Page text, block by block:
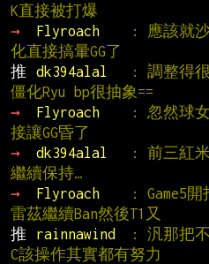
K直接被打爆
→
Flyroach
: 應該就沙
化直接搞暈GG了
推
dk394alal
: 調整得
僵化Ryu bp很抽象==
→
Flyroach
: 忽然球
接讓GG昏了
→
dk394alal
: 前三紅
繼續保持…
→
Flyroach
: Game5
雷茲繼續Ban然後T1又
推
rainnawind
: 汎那把
C該操作其實都有努力